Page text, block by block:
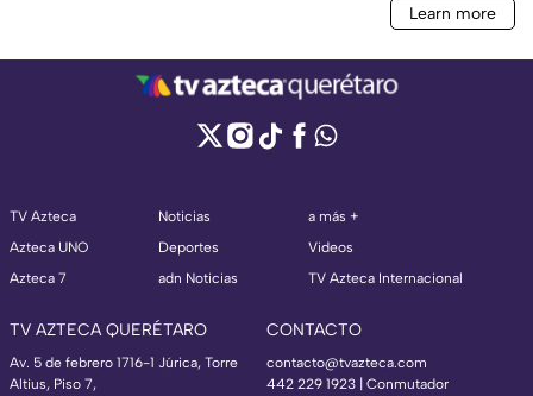
TV Azteca
Azteca UNO
Azteca 7
Noticias
Deportes
adn Noticias
a más +
Videos
TV Azteca Internacional
TV AZTECA QUERÉTARO
Av. 5 de febrero 1716-1 Júrica, Torre
Altius, Piso 7,
CONTACTO
contacto@tvazteca.com
442 229 1923 | Conmutador